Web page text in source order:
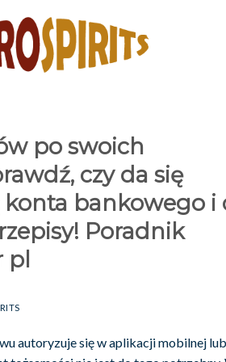
po swoich
czy da się
bankowego i
Poradnik
pl
autoryzuje się w aplikacji mobilnej lub